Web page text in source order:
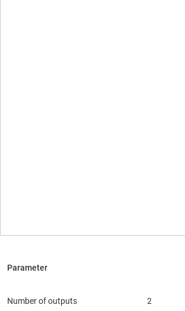
Number of outputs 2